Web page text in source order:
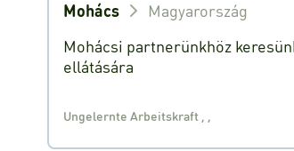
Mohács
Magyarország
Mohácsi partnerünkhöz
ellátására
Ungelernte Arbeitskraft